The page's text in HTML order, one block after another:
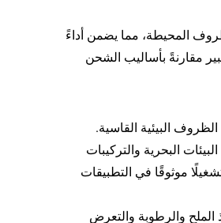
المحيطة، مما يضمن أداءً
مقارنةً بأساليب الشحن
البيئية القاسية.
البحرية والتركيبات
موثوقًا في التطبيقات
والرطوبة والتعرض